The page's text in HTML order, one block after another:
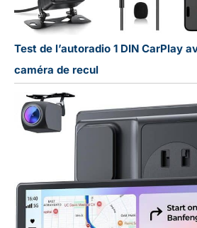
Test de l’autoradio 1 DIN CarPlay
caméra de recul